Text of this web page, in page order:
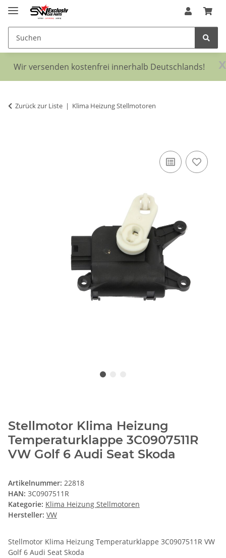
x
Wir versenden kostenfrei innerhalb Deutschlands!
Zurück zur Liste Klima Heizung Stellmotoren
Stellmotor Klima Heizung
Temperaturklappe 3C0907511R
VW Golf 6 Audi Seat Skoda
Artikelnummer: 22818
HAN: 3C0907511R
Kategorie: Klima Heizung Stellmotoren
Hersteller: VW
Stellmotor Klima Heizung Temperaturklappe 3C0907511R VW
Golf 6 Audi Seat Skoda